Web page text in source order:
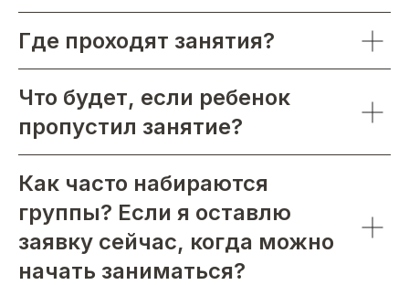
Где проходят занятия?
Что будет, если ребенок
пропустил занятие?
Как часто набираются
группы? Если я оставлю
заявку сейчас, когда можно
начать заниматься?